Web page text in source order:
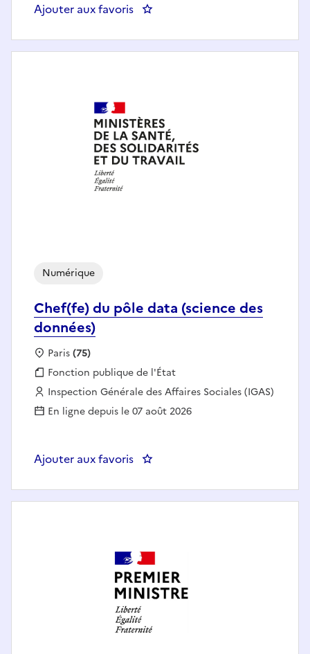
Ajouter aux favoris : Responsable QOS des
Chef(fe) du pôle data (science des
données)
Numérique
Localisation :
Paris(75)
Fonction publique :
Fonction publique de l'État
Employeur :
Inspection Générale des Affaires Sociales (IGAS)
En ligne depuis le 07 août 2026
Ajouter aux favoris : Chef(fe) du pôle data (science